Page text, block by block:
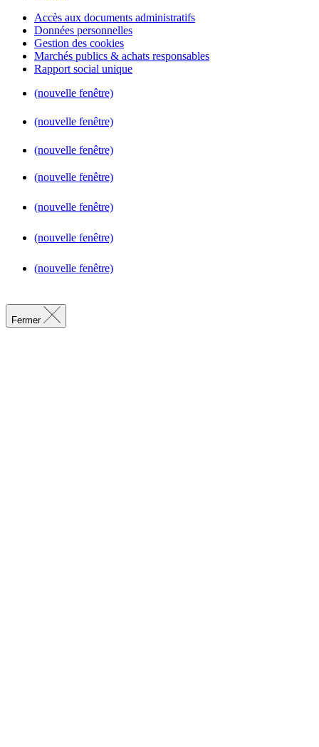
Accès aux documents administratifs
Données personnelles
Gestion des cookies
Marchés publics & achats responsables
Rapport social unique
(nouvelle fenêtre)
(nouvelle fenêtre)
(nouvelle fenêtre)
(nouvelle fenêtre)
(nouvelle fenêtre)
(nouvelle fenêtre)
(nouvelle fenêtre)
Fermer